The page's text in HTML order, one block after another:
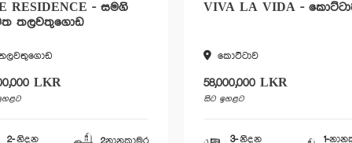
RESIDENCE - සමගි
තලවතුගොඩ
LKR
2-නිදන
VIVA LA VIDA -
කොට්ටාව
58,000,000 LKR
සිට ඉහළට
3-නිදන 1-